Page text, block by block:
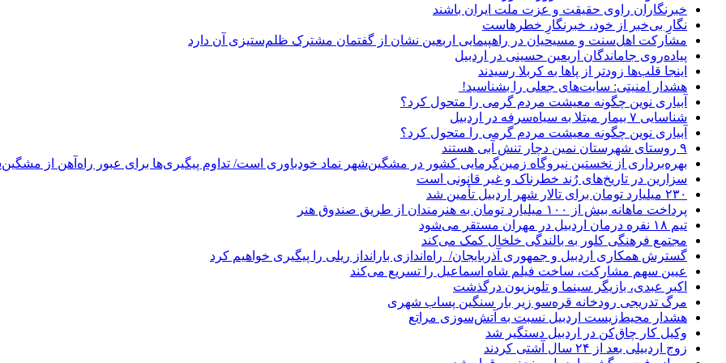
خبرنگاران راوی حقیقت و عزت ملت ایران باشند
نگارِ بی‌خبر از خود، خبرنگارِ خطرهاست
مشارکت اهل‌سنت و مسیحیان در راهپیمایی اربعین نشان از گفتمان مشترک ظلم‌ستیزی آن دارد
پیاده‌روی جاماندگان اربعین حسینی در اردبیل
اینجا قلب‌ها زودتر از پاها به کربلا رسیدند
هشدار امنیتی: سایت‌های جعلی را بشناسید!
آبیاری نوین چگونه معیشت مردم گرمی را متحول کرد؟
شناسایی ۷ بیمار مبتلا به سیاه‌سرفه در اردبیل
آبیاری نوین چگونه معیشت مردم گرمی را متحول کرد؟
۹ روستای شهرستان نمین دچار تنش آبی هستند
بهره‌برداری از نخستین نیروگاه زمین‌گرمایی کشور در مشگین‌شهر نماد خودباوری است/ تداوم پیگیری‌ها برای عبور راه‌آهن از
سزارین در تاریخ‌های رُند خطرناک و غیر قانونی است
۲۳۰ میلیارد تومان برای تالار شهر اردبیل تأمین شد
پرداخت ماهانه بیش از ۱۰۰ میلیارد تومان به هنرمندان از طریق صندوق هنر
تیم ۱۸ نفره درمان اردبیل در مهران مستقر می‌شود
مجتمع فرهنگی کلور به بالندگی خلخال کمک می‌کند
گسترش همکاری اردبیل و جمهوری آذربایجان/ راه‌اندازی بارانداز ریلی را پیگیری خواهیم کرد
عیین سهم مشارکت، ساخت فیلم شاه‌ اسماعیل را تسریع می‌کند
اکبر عبدی، بازیگر سینما و تلویزیون درگذشت
مرگ تدریجی رودخانه قره‌سو زیر بار سنگین پساب شهری
هشدار محیط‌زیست اردبیل نسبت به آتش‌سوزی مراتع
وکیل کار چاق‌کن در اردبیل دستگیر شد
زوج اردبیلی بعد از ۲۴ سال آشتی کردند